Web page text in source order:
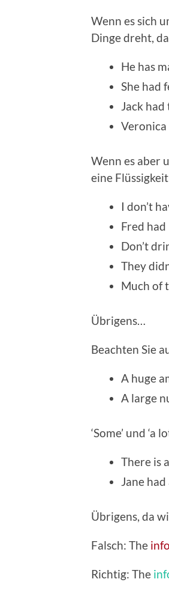
Wenn es sich
Dinge dreht,
He has
She had
Jack
Wenn es aber
eine
I don’t
Fred
Don’t
They
Much of
Übri­gens…
Beacht­en Sie
A huge
A large
‘Some’ und
There is
Jane
Übri­gens, da
Falsch: The
Richtig: The